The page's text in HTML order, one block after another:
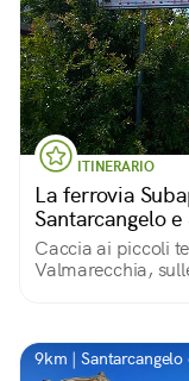
ITINERARIO
La ferrovia
Santarcangelo e
Caccia ai piccoli
Valmarecchia,
9km | Santarcangelo